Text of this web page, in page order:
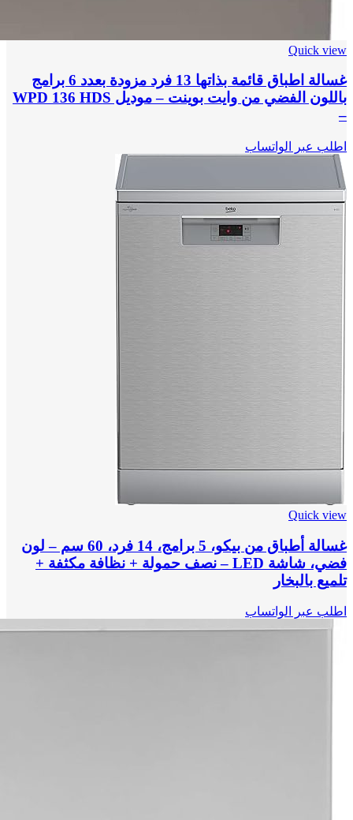
Quick view
غسالة اطباق قائمة بذاتها 13 فرد مزودة بعدد 6 برامج
باللون الفضي من وايت بوينت – موديل WPD 136 HDS
–
اطلب عبر الواتساب
Quick view
غسالة أطباق من بيكو، 5 برامج، 14 فرد، 60 سم – لون
فضي، شاشة LED – نصف حمولة + نظافة مكثفة +
تلميع بالبخار
اطلب عبر الواتساب